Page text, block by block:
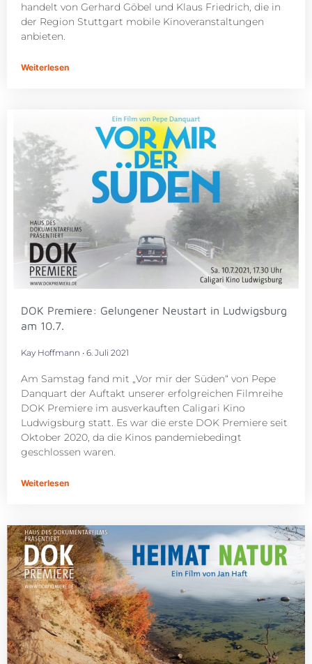
handelt von Gerhard Göbel und Klaus Friedrich, die in
der Region Stuttgart mobile Kinoveranstaltungen
anbieten.
Weiterlesen
DOK Premiere: Gelungener Neustart in Ludwigsburg
am 10.7.
Kay Hoffmann 6. Juli 2021
Am Samstag fand mit „Vor mir der Süden“ von Pepe
Danquart der Auftakt unserer erfolgreichen Filmreihe
DOK Premiere im ausverkauften Caligari Kino
Ludwigsburg statt. Es war die erste DOK Premiere seit
Oktober 2020, da die Kinos pandemiebedingt
geschlossen waren.
Weiterlesen